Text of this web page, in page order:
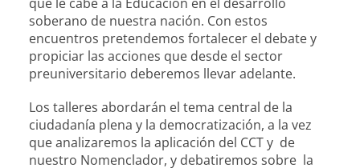
soberano de nuestra nación. Con estos
encuentros pretendemos fortalecer el debate y
propiciar las acciones que desde el sector
preuniversitario deberemos llevar adelante.
Los talleres abordarán el tema central de la
ciudadanía plena y la democratización, a la vez
que analizaremos la aplicación del CCT y de
nuestro Nomenclador, y debatiremos sobre la